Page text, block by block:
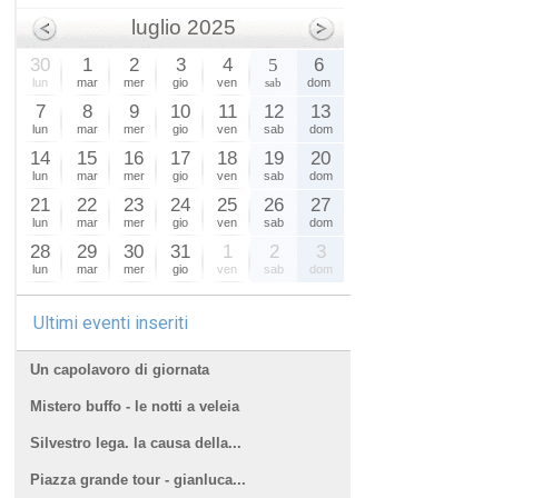
luglio 2025
30
lun
1
mar
2
mer
3
gio
4
ven
5
sab
6
dom
7
lun
8
mar
9
mer
10
gio
11
ven
12
sab
13
dom
14
lun
15
mar
16
mer
17
gio
18
ven
19
sab
20
dom
21
lun
22
mar
23
mer
24
gio
25
ven
26
sab
27
dom
28
lun
29
mar
30
mer
31
gio
1
ven
2
sab
3
dom
Ultimi eventi inseriti
Un capolavoro di giornata
Mistero buffo - le notti a veleia
Silvestro lega. la causa della...
Piazza grande tour - gianluca...